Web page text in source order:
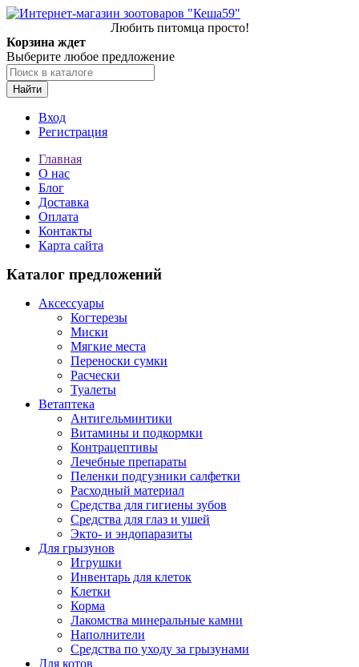
Любить питомца просто!
Корзина ждет
Выберите любое предложение
Найти
Вход
Регистрация
Главная
О нас
Блог
Доставка
Оплата
Контакты
Карта сайта
Каталог предложений
Аксессуары
Когтерезы
Миски
Мягкие места
Переноски сумки
Расчески
Туалеты
Ветаптека
Антигельминтики
Витамины и подкормки
Контрацептивы
Лечебные препараты
Пеленки подгузники салфетки
Расходный материал
Средства для гигиены зубов
Средства для глаз и ушей
Экто- и эндопаразиты
Для грызунов
Игрушки
Инвентарь для клеток
Клетки
Корма
Лакомства минеральные камни
Наполнители
Средства по уходу за грызунами
Для котов